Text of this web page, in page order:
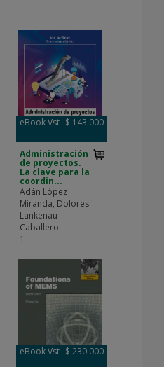
eBook Vst $ 143.000
Administración
de proyectos.
La clave para la
coordin...
Adán López
Miranda, Dolores
Lankenau
Caballero
1
eBook Vst $ 230.000